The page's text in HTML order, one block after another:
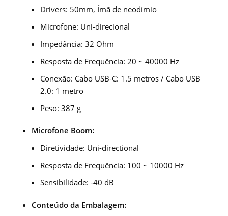
Drivers: 50mm, Ímã de neodímio
Microfone: Uni-direcional
Impedância: 32 Ohm
Resposta de Frequência: 20 ~ 40000 Hz
Conexão: Cabo USB-C: 1.5 metros / Cabo USB
2.0: 1 metro
Peso: 387 g
Microfone Boom:
Diretividade: Uni-directional
Resposta de Frequência: 100 ~ 10000 Hz
Sensibilidade: -40 dB
Conteúdo da Embalagem: